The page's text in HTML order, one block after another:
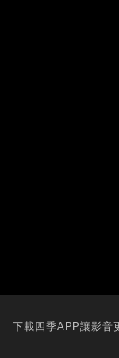
下載四季APP讓影音